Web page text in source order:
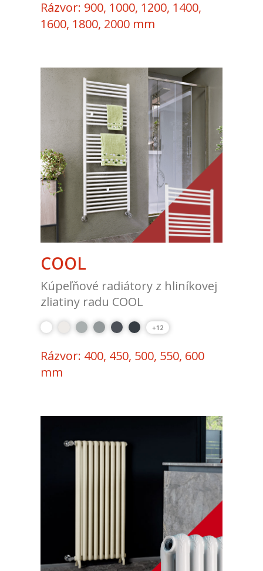
Rázvor: 900, 1000, 1200, 1400,
1600, 1800, 2000 mm
COOL
Kúpeľňové radiátory z hliníkovej
zliatiny radu COOL
+12
Rázvor: 400, 450, 500, 550, 600
mm